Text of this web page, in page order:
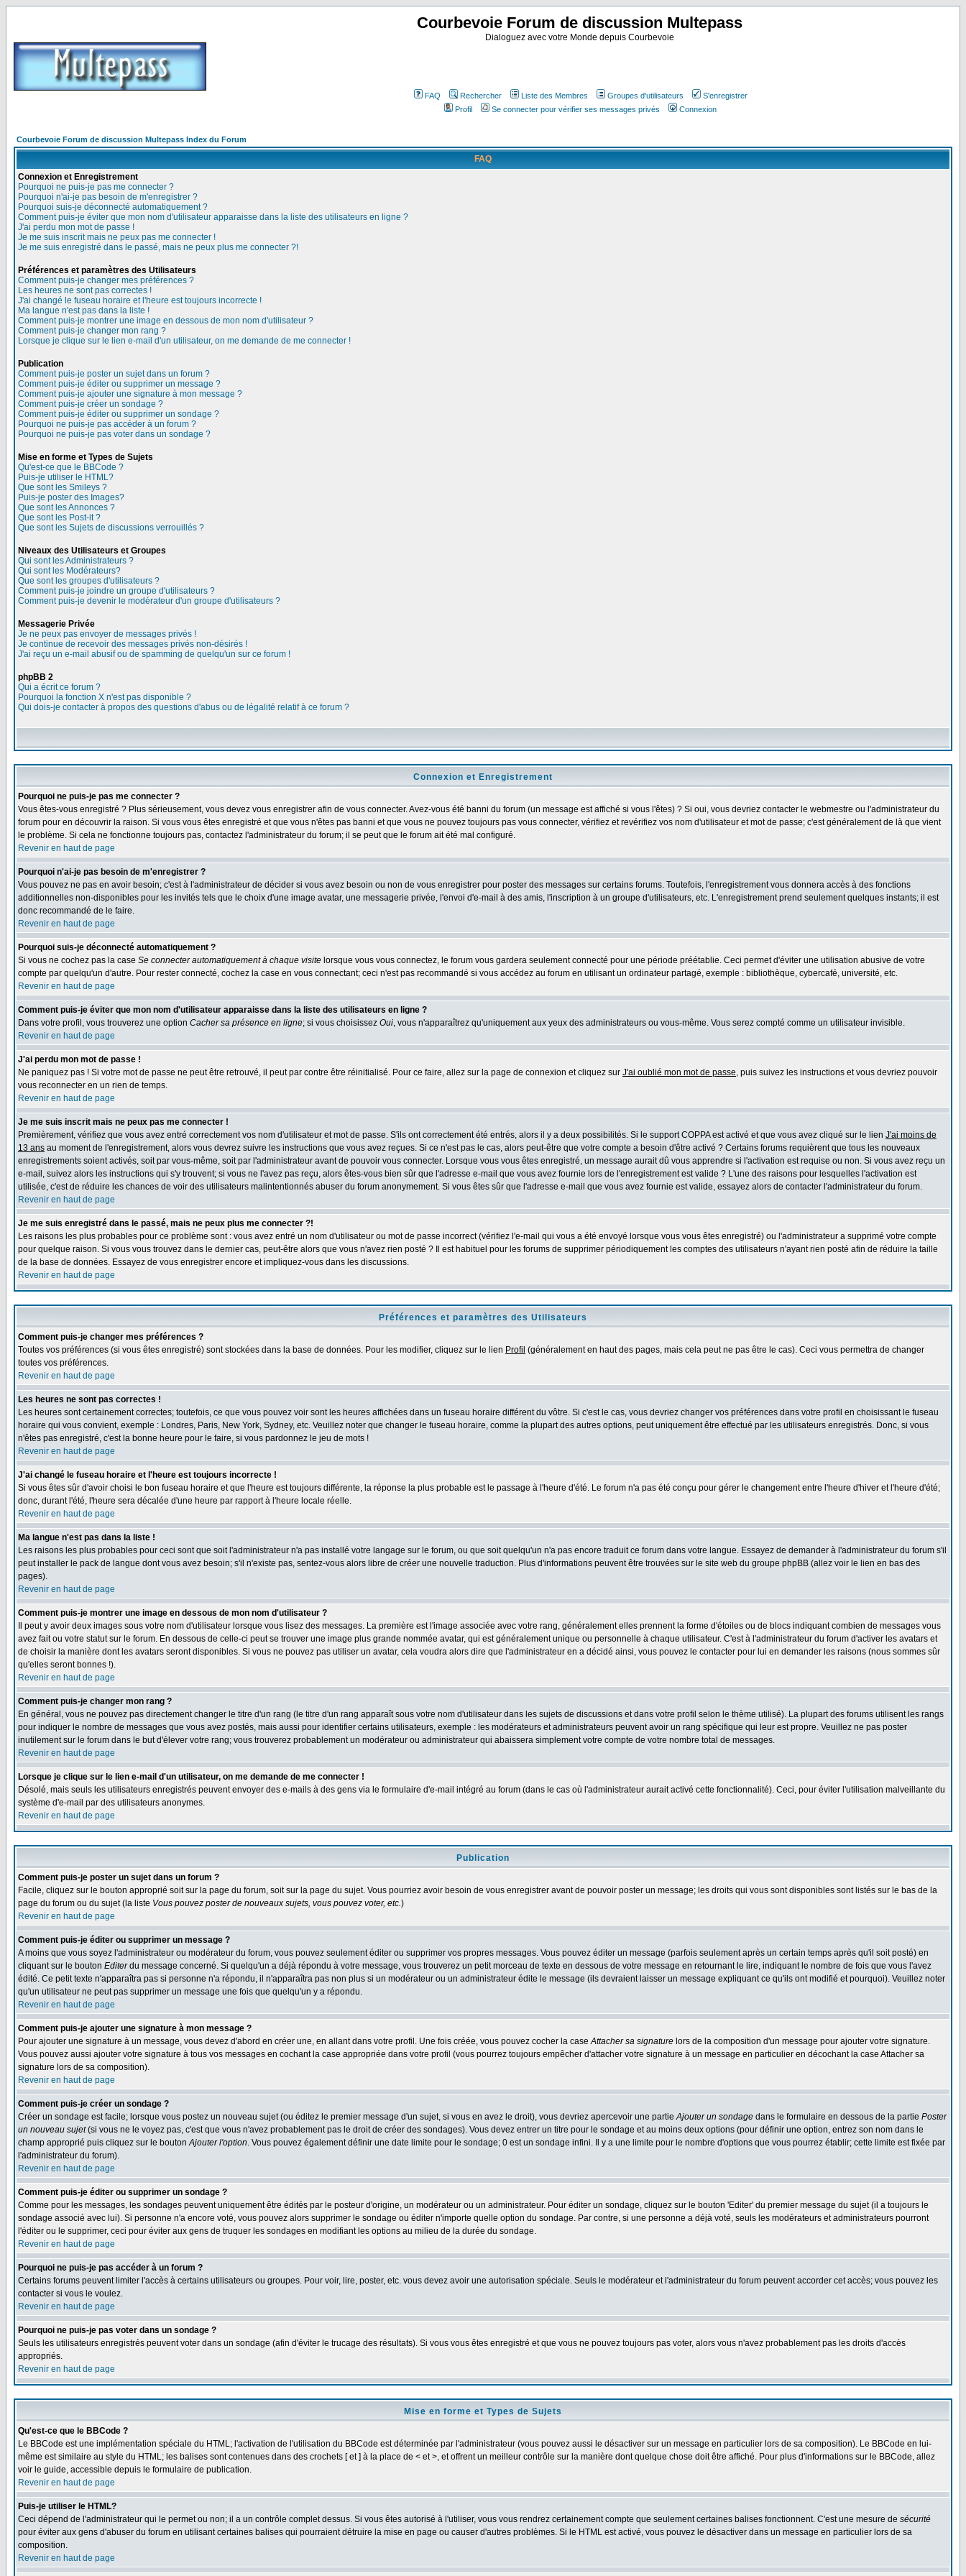
Courbevoie Forum de discussion Multepass
Dialoguez avec votre Monde depuis Courbevoie
FAQ Rechercher Liste des Membres Groupes d'utilisateurs
S'enregistrer
Profil
Se connecter pour vérifier ses messages privés Connexion
Courbevoie Forum de discussion Multepass Index du Forum
FAQ
Connexion et Enregistrement
Pourquoi ne puis-je pas me connecter ?
Pourquoi n'ai-je pas besoin de m'enregistrer ?
Pourquoi suis-je déconnecté automatiquement ?
Comment puis-je éviter que mon nom d'utilisateur apparaisse dans la liste des utilisateurs en ligne ?
J'ai perdu mon mot de passe !
Je me suis inscrit mais ne peux pas me connecter !
Je me suis enregistré dans le passé, mais ne peux plus me connecter ?!
Préférences et paramètres des Utilisateurs
Comment puis-je changer mes préférences ?
Les heures ne sont pas correctes !
J'ai changé le fuseau horaire et l'heure est toujours incorrecte !
Ma langue n'est pas dans la liste !
Comment puis-je montrer une image en dessous de mon nom d'utilisateur ?
Comment puis-je changer mon rang ?
Lorsque je clique sur le lien e-mail d'un utilisateur, on me demande de me connecter !
Publication
Comment puis-je poster un sujet dans un forum ?
Comment puis-je éditer ou supprimer un message ?
Comment puis-je ajouter une signature à mon message ?
Comment puis-je créer un sondage ?
Comment puis-je éditer ou supprimer un sondage ?
Pourquoi ne puis-je pas accéder à un forum ?
Pourquoi ne puis-je pas voter dans un sondage ?
Mise en forme et Types de Sujets
Qu'est-ce que le BBCode ?
Puis-je utiliser le HTML?
Que sont les Smileys ?
Puis-je poster des Images?
Que sont les Annonces ?
Que sont les Post-it ?
Que sont les Sujets de discussions verrouillés ?
Niveaux des Utilisateurs et Groupes
Qui sont les Administrateurs ?
Qui sont les Modérateurs?
Que sont les groupes d'utilisateurs ?
Comment puis-je joindre un groupe d'utilisateurs ?
Comment puis-je devenir le modérateur d'un groupe d'utilisateurs ?
Messagerie Privée
Je ne peux pas envoyer de messages privés !
Je continue de recevoir des messages privés non-désirés !
J'ai reçu un e-mail abusif ou de spamming de quelqu'un sur ce forum !
phpBB 2
Qui a écrit ce forum ?
Pourquoi la fonction X n'est pas disponible ?
Qui dois-je contacter à propos des questions d'abus ou de légalité relatif à ce forum ?
Connexion et Enregistrement
Pourquoi ne puis-je pas me connecter ?
Vous êtes-vous enregistré ? Plus sérieusement, vous devez vous enregistrer afin de vous connecter. Avez-vous été banni du forum (un message est affiché si vous l'êtes) ? Si oui, vous devriez contacter le webmestre ou l'administrateur du
forum pour en découvrir la raison. Si vous vous êtes enregistré et que vous n'êtes pas banni et que vous ne pouvez toujours pas vous connecter, vérifiez et revérifiez vos nom d'utilisateur et mot de passe; c'est généralement de là que vient
le problème. Si cela ne fonctionne toujours pas, contactez l'administrateur du forum; il se peut que le forum ait été mal configuré.
Revenir en haut de page
Pourquoi n'ai-je pas besoin de m'enregistrer ?
Vous pouvez ne pas en avoir besoin; c'est à l'administrateur de décider si vous avez besoin ou non de vous enregistrer pour poster des messages sur certains forums. Toutefois, l'enregistrement vous donnera accès à des fonctions
additionnelles non-disponibles pour les invités tels que le choix d'une image avatar, une messagerie privée, l'envoi d'e-mail à des amis, l'inscription à un groupe d'utilisateurs, etc. L'enregistrement prend seulement quelques instants; il est
donc recommandé de le faire.
Revenir en haut de page
Pourquoi suis-je déconnecté automatiquement ?
Si vous ne cochez pas la case Se connecter automatiquement à chaque visite lorsque vous vous connectez, le forum vous gardera seulement connecté pour une période préétablie. Ceci permet d'éviter une utilisation abusive de votre
compte par quelqu'un d'autre. Pour rester connecté, cochez la case en vous connectant; ceci n'est pas recommandé si vous accédez au forum en utilisant un ordinateur partagé, exemple : bibliothèque, cybercafé, université, etc.
Revenir en haut de page
Comment puis-je éviter que mon nom d'utilisateur apparaisse dans la liste des utilisateurs en ligne ?
Dans votre profil, vous trouverez une option Cacher sa présence en ligne; si vous choisissez Oui, vous n'apparaîtrez qu'uniquement aux yeux des administrateurs ou vous-même. Vous serez compté comme un utilisateur invisible.
Revenir en haut de page
J'ai perdu mon mot de passe !
Ne paniquez pas ! Si votre mot de passe ne peut être retrouvé, il peut par contre être réinitialisé. Pour ce faire, allez sur la page de connexion et cliquez sur J'ai oublié mon mot de passe, puis suivez les instructions et vous devriez pouvoir
vous reconnecter en un rien de temps.
Revenir en haut de page
Je me suis inscrit mais ne peux pas me connecter !
Premièrement, vérifiez que vous avez entré correctement vos nom d'utilisateur et mot de passe. S'ils ont correctement été entrés, alors il y a deux possibilités. Si le support COPPA est activé et que vous avez cliqué sur le lien J'ai moins de
13 ans au moment de l'enregistrement, alors vous devrez suivre les instructions que vous avez reçues. Si ce n'est pas le cas, alors peut-être que votre compte a besoin d'être activé ? Certains forums requièrent que tous les nouveaux
enregistrements soient activés, soit par vous-même, soit par l'administrateur avant de pouvoir vous connecter. Lorsque vous vous êtes enregistré, un message aurait dû vous apprendre si l'activation est requise ou non. Si vous avez reçu un
e-mail, suivez alors les instructions qui s'y trouvent; si vous ne l'avez pas reçu, alors êtes-vous bien sûr que l'adresse e-mail que vous avez fournie lors de l'enregistrement est valide ? L'une des raisons pour lesquelles l'activation est
utilisée, c'est de réduire les chances de voir des utilisateurs malintentionnés abuser du forum anonymement. Si vous êtes sûr que l'adresse e-mail que vous avez fournie est valide, essayez alors de contacter l'administrateur du forum.
Revenir en haut de page
Je me suis enregistré dans le passé, mais ne peux plus me connecter ?!
Les raisons les plus probables pour ce problème sont : vous avez entré un nom d'utilisateur ou mot de passe incorrect (vérifiez l'e-mail qui vous a été envoyé lorsque vous vous êtes enregistré) ou l'administrateur a supprimé votre compte
pour quelque raison. Si vous vous trouvez dans le dernier cas, peut-être alors que vous n'avez rien posté ? Il est habituel pour les forums de supprimer périodiquement les comptes des utilisateurs n'ayant rien posté afin de réduire la taille
de la base de données. Essayez de vous enregistrer encore et impliquez-vous dans les discussions.
Revenir en haut de page
Préférences et paramètres des Utilisateurs
Comment puis-je changer mes préférences ?
Toutes vos préférences (si vous êtes enregistré) sont stockées dans la base de données. Pour les modifier, cliquez sur le lien Profil (généralement en haut des pages, mais cela peut ne pas être le cas). Ceci vous permettra de changer
toutes vos préférences.
Revenir en haut de page
Les heures ne sont pas correctes !
Les heures sont certainement correctes; toutefois, ce que vous pouvez voir sont les heures affichées dans un fuseau horaire différent du vôtre. Si c'est le cas, vous devriez changer vos préférences dans votre profil en choisissant le fuseau
horaire qui vous convient, exemple : Londres, Paris, New York, Sydney, etc. Veuillez noter que changer le fuseau horaire, comme la plupart des autres options, peut uniquement être effectué par les utilisateurs enregistrés. Donc, si vous
n'êtes pas enregistré, c'est la bonne heure pour le faire, si vous pardonnez le jeu de mots !
Revenir en haut de page
J'ai changé le fuseau horaire et l'heure est toujours incorrecte !
Si vous êtes sûr d'avoir choisi le bon fuseau horaire et que l'heure est toujours différente, la réponse la plus probable est le passage à l'heure d'été. Le forum n'a pas été conçu pour gérer le changement entre l'heure d'hiver et l'heure d'été;
donc, durant l'été, l'heure sera décalée d'une heure par rapport à l'heure locale réelle.
Revenir en haut de page
Ma langue n'est pas dans la liste !
Les raisons les plus probables pour ceci sont que soit l'administrateur n'a pas installé votre langage sur le forum, ou que soit quelqu'un n'a pas encore traduit ce forum dans votre langue. Essayez de demander à l'administrateur du forum s'il
peut installer le pack de langue dont vous avez besoin; s'il n'existe pas, sentez-vous alors libre de créer une nouvelle traduction. Plus d'informations peuvent être trouvées sur le site web du groupe phpBB (allez voir le lien en bas des
pages).
Revenir en haut de page
Comment puis-je montrer une image en dessous de mon nom d'utilisateur ?
Il peut y avoir deux images sous votre nom d'utilisateur lorsque vous lisez des messages. La première est l'image associée avec votre rang, généralement elles prennent la forme d'étoiles ou de blocs indiquant combien de messages vous
avez fait ou votre statut sur le forum. En dessous de celle-ci peut se trouver une image plus grande nommée avatar, qui est généralement unique ou personnelle à chaque utilisateur. C'est à l'administrateur du forum d'activer les avatars et
de choisir la manière dont les avatars seront disponibles. Si vous ne pouvez pas utiliser un avatar, cela voudra alors dire que l'administrateur en a décidé ainsi, vous pouvez le contacter pour lui en demander les raisons (nous sommes sûr
qu'elles seront bonnes !).
Revenir en haut de page
Comment puis-je changer mon rang ?
En général, vous ne pouvez pas directement changer le titre d'un rang (le titre d'un rang apparaît sous votre nom d'utilisateur dans les sujets de discussions et dans votre profil selon le thème utilisé). La plupart des forums utilisent les rangs
pour indiquer le nombre de messages que vous avez postés, mais aussi pour identifier certains utilisateurs, exemple : les modérateurs et administrateurs peuvent avoir un rang spécifique qui leur est propre. Veuillez ne pas poster
inutilement sur le forum dans le but d'élever votre rang; vous trouverez probablement un modérateur ou administrateur qui abaissera simplement votre compte de votre nombre total de messages.
Revenir en haut de page
Lorsque je clique sur le lien e-mail d'un utilisateur, on me demande de me connecter !
Désolé, mais seuls les utilisateurs enregistrés peuvent envoyer des e-mails à des gens via le formulaire d'e-mail intégré au forum (dans le cas où l'administrateur aurait activé cette fonctionnalité). Ceci, pour éviter l'utilisation malveillante du
système d'e-mail par des utilisateurs anonymes.
Revenir en haut de page
Publication
Comment puis-je poster un sujet dans un forum ?
Facile, cliquez sur le bouton approprié soit sur la page du forum, soit sur la page du sujet. Vous pourriez avoir besoin de vous enregistrer avant de pouvoir poster un message; les droits qui vous sont disponibles sont listés sur le bas de la
page du forum ou du sujet (la liste Vous pouvez poster de nouveaux sujets, vous pouvez voter, etc.)
Revenir en haut de page
Comment puis-je éditer ou supprimer un message ?
A moins que vous soyez l'administrateur ou modérateur du forum, vous pouvez seulement éditer ou supprimer vos propres messages. Vous pouvez éditer un message (parfois seulement après un certain temps après qu'il soit posté) en
cliquant sur le bouton Editerdu message concerné. Si quelqu'un a déjà répondu à votre message, vous trouverez un petit morceau de texte en dessous de votre message en retournant le lire, indiquant le nombre de fois que vous l'avez
édité. Ce petit texte n'apparaîtra pas si personne n'a répondu, il n'apparaîtra pas non plus si un modérateur ou un administrateur édite le message (ils devraient laisser un message expliquant ce qu'ils ont modifié et pourquoi). Veuillez noter
qu'un utilisateur ne peut pas supprimer un message une fois que quelqu'un y a répondu.
Revenir en haut de page
Comment puis-je ajouter une signature à mon message ?
Pour ajouter une signature à un message, vous devez d'abord en créer une, en allant dans votre profil. Une fois créée, vous pouvez cocher la caseAttacher sa signature lors de la composition d'un message pour ajouter votre signature.
Vous pouvez aussi ajouter votre signature à tous vos messages en cochant la case appropriée dans votre profil (vous pourrez toujours empêcher d'attacher votre signature à un message en particulier en décochant la case Attacher sa
signature lors de sa composition).
Revenir en haut de page
Comment puis-je créer un sondage ?
Créer un sondage est facile; lorsque vous postez un nouveau sujet (ou éditez le premier message d'un sujet, si vous en avez le droit), vous devriez apercevoir une partieAjouter un sondage dans le formulaire en dessous de la partie Poster
un nouveau sujet(si vous ne le voyez pas, c'est que vous n'avez probablement pas le droit de créer des sondages). Vous devez entrer un titre pour le sondage et au moins deux options (pour définir une option, entrez son nom dans le
champ approprié puis cliquez sur le boutonAjouter l'option. Vous pouvez également définir une date limite pour le sondage; 0 est un sondage infini. Il y a une limite pour le nombre d'options que vous pourrez établir; cette limite est fixée par
l'administrateur du forum).
Revenir en haut de page
Comment puis-je éditer ou supprimer un sondage ?
Comme pour les messages, les sondages peuvent uniquement être édités par le posteur d'origine, un modérateur ou un administrateur. Pour éditer un sondage, cliquez sur le bouton 'Editer' du premier message du sujet (il a toujours le
sondage associé avec lui). Si personne n'a encore voté, vous pouvez alors supprimer le sondage ou éditer n'importe quelle option du sondage. Par contre, si une personne a déjà voté, seuls les modérateurs et administrateurs pourront
l'éditer ou le supprimer, ceci pour éviter aux gens de truquer les sondages en modifiant les options au milieu de la durée du sondage.
Revenir en haut de page
Pourquoi ne puis-je pas accéder à un forum ?
Certains forums peuvent limiter l'accès à certains utilisateurs ou groupes. Pour voir, lire, poster, etc. vous devez avoir une autorisation spéciale. Seuls le modérateur et l'administrateur du forum peuvent accorder cet accès; vous pouvez les
contacter si vous le voulez.
Revenir en haut de page
Pourquoi ne puis-je pas voter dans un sondage ?
Seuls les utilisateurs enregistrés peuvent voter dans un sondage (afin d'éviter le trucage des résultats). Si vous vous êtes enregistré et que vous ne pouvez toujours pas voter, alors vous n'avez probablement pas les droits d'accès
appropriés.
Revenir en haut de page
Mise en forme et Types de Sujets
Qu'est-ce que le BBCode ?
Le BBCode est une implémentation spéciale du HTML; l'activation de l'utilisation du BBCode est déterminée par l'administrateur (vous pouvez aussi le désactiver sur un message en particulier lors de sa composition). Le BBCode en lui-
même est similaire au style du HTML; les balises sont contenues dans des crochets [ et ] à la place de < et >, et offrent un meilleur contrôle sur la manière dont quelque chose doit être affiché. Pour plus d'informations sur le BBCode, allez
voir le guide, accessible depuis le formulaire de publication.
Revenir en haut de page
Puis-je utiliser le HTML?
Ceci dépend de l'administrateur qui le permet ou non; il a un contrôle complet dessus. Si vous êtes autorisé à l'utiliser, vous vous rendrez certainement compte que seulement certaines balises fonctionnent. C'est une mesure de sécurité
pour éviter aux gens d'abuser du forum en utilisant certaines balises qui pourraient détruire la mise en page ou causer d'autres problèmes. Si le HTML est activé, vous pouvez le désactiver dans un message en particulier lors de sa
composition.
Revenir en haut de page